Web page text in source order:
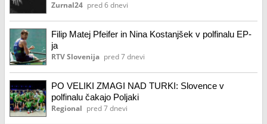
Zurnal24 pred 6 dnevi
Filip Matej Pfeifer in Nina Kostanjšek v polfinalu EP-
ja
RTV Slovenija pred 7 dnevi
PO VELIKI ZMAGI NAD TURKI: Slovence v
polfinalu čakajo Poljaki
Regional pred 7 dnevi